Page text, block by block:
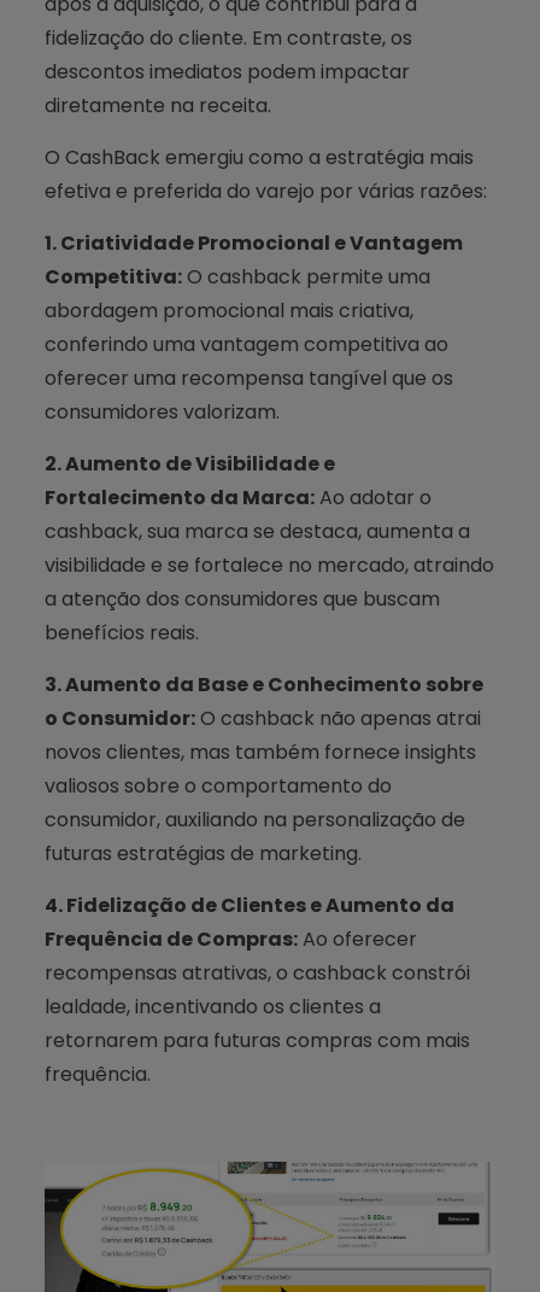
fidelização do cliente. Em contraste, os
descontos imediatos podem impactar
diretamente na receita.
O CashBack emergiu como a estratégia mais
efetiva e preferida do varejo por várias razões:
1. Criatividade Promocional e Vantagem
Competitiva:O cashback permite uma
abordagem promocional mais criativa,
conferindo uma vantagem competitiva ao
oferecer uma recompensa tangível que os
consumidores valorizam.
2. Aumento de Visibilidade e
Fortalecimento da Marca:Ao adotar o
cashback, sua marca se destaca, aumenta a
visibilidade e se fortalece no mercado, atraindo
a atenção dos consumidores que buscam
benefícios reais.
3. Aumento da Base e Conhecimento sobre
o Consumidor:O cashback não apenas atrai
novos clientes, mas também fornece insights
valiosos sobre o comportamento do
consumidor, auxiliando na personalização de
futuras estratégias de marketing.
4. Fidelização de Clientes e Aumento da
Frequência de Compras:Ao oferecer
recompensas atrativas, o cashback constrói
lealdade, incentivando os clientes a
retornarem para futuras compras com mais
frequência.